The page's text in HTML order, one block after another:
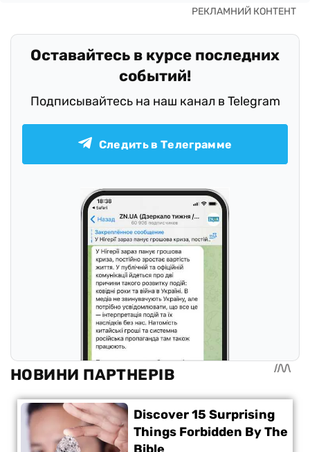
Оставайтесь в курсе последних
событий!
Подписывайтесь на наш канал в Telegram
Следить в Телеграмме